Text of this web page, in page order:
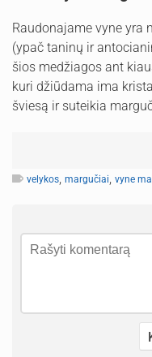
Raudonajame vyne yra
(ypač taninų ir
šios medžiagos ant
kuri džiūdama ima
šviesą ir suteikia
velykos, margučiai, vyne